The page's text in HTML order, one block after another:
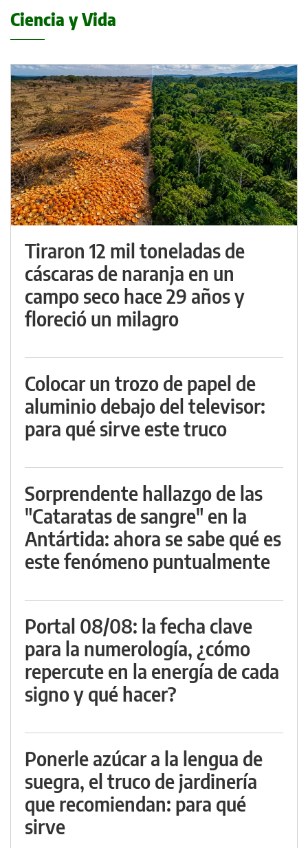
Ciencia y Vida
Tiraron 12 mil toneladas de
cáscaras de naranja en un
campo seco hace 29 años y
floreció un milagro
Colocar un trozo de papel de
aluminio debajo del televisor:
para qué sirve este truco
Sorprendente hallazgo de las
"Cataratas de sangre" en la
Antártida: ahora se sabe qué es
este fenómeno puntualmente
Portal 08/08: la fecha clave
para la numerología, ¿cómo
repercute en la energía de cada
signo y qué hacer?
Ponerle azúcar a la lengua de
suegra, el truco de jardinería
que recomiendan: para qué
sirve